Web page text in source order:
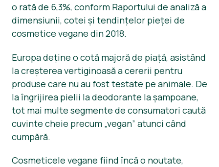
Știri
Materiale de Presa
o rată de 6,3%, conform Raportului de analiză a
dimensiunii, cotei și tendințelor pieței de
cosmetice vegane din 2018.
Europa deține o cotă majoră de piață, asistând
la creșterea vertiginoasă a cererii pentru
produse care nu au fost testate pe animale. De
la îngrijirea pielii la deodorante la șampoane,
tot mai multe segmente de consumatori caută
cuvinte cheie precum „vegan” atunci când
cumpără.
Cosmeticele vegane fiind încă o noutate,